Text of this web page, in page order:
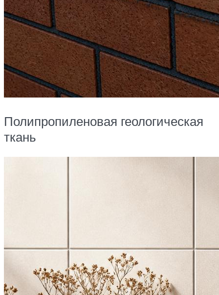
Полипропиленовая геологическая
ткань